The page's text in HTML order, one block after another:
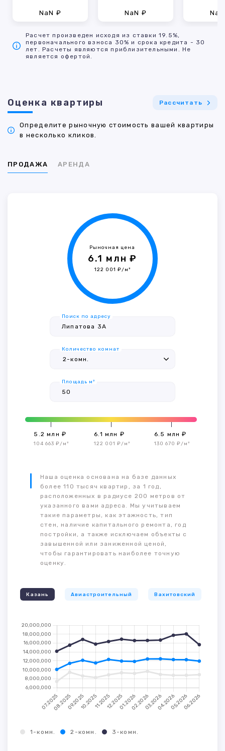
NaN ₽ NaN ₽
Расчет произведен исходя из ставки 19.5%,
первоначального взноса 30% и срока кредита - 30
лет. Расчеты являются приблизительными. Не
является офертой.
Оценка квартиры Рассчитать
Определите рыночную стоимость вашей квартиры
в несколько кликов.
ПРОДАЖА АРЕНДА
Рыночная цена
6.1 млн ₽
122 001 ₽/м²
Поиск по адресу
Количество комнат
Площадь м²
5.2 млн ₽
104 663 ₽/м²
6.1 млн ₽
122 001 ₽/м²
6.5 млн ₽
130 670 ₽/м²
Наша оценка основана на базе данных
более 110 тысяч квартир, за 1 год,
расположенных в радиусе 200 метров от
указанного вами адреса. Мы учитываем
такие параметры, как этажность, тип
стен, наличие капитального ремонта, год
постройки, а также исключаем объекты с
завышенной или заниженной ценой,
чтобы гарантировать наиболее точную
оценку.
Казань Авиастроительный Вахитовский
1-комн. 2-комн. 3-комн.